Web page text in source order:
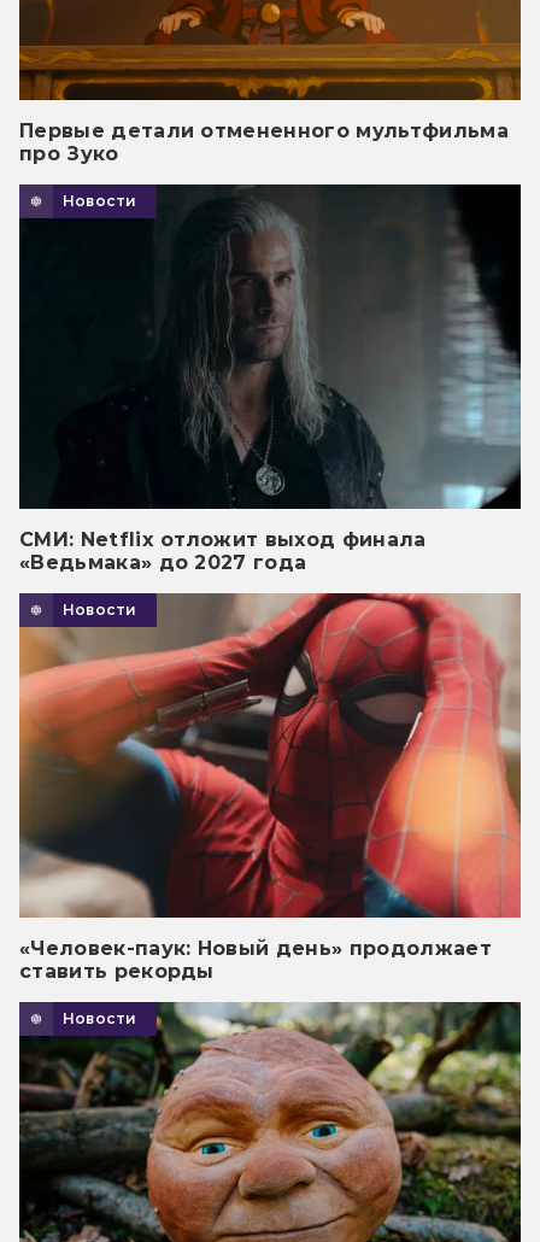
Первые детали отмененного мультфильма
про Зуко
Новости
СМИ: Netflix отложит выход финала
«Ведьмака» до 2027 года
Новости
«Человек-паук: Новый день» продолжает
ставить рекорды
Новости